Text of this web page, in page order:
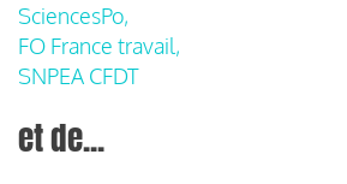
SciencesPo,
FO France travail,
SNPEA CFDT
et de...